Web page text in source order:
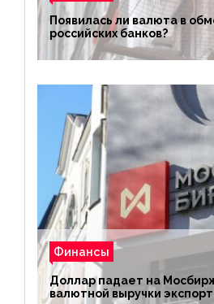
Появилась ли валюта в
российских банков?
Финансы
Доллар падает на
валютной выручки